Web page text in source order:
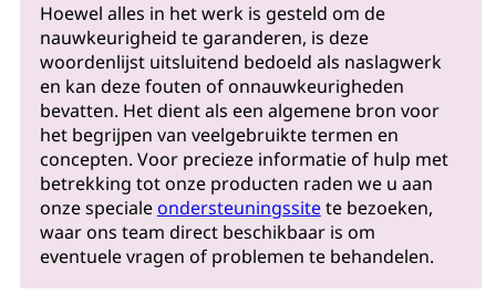
Hoewel alles in het werk is gesteld om de
nauwkeurigheid te garanderen, is deze
woordenlijst uitsluitend bedoeld als naslagwerk
en kan deze fouten of onnauwkeurigheden
bevatten. Het dient als een algemene bron voor
het begrijpen van veelgebruikte termen en
concepten. Voor precieze informatie of hulp met
betrekking tot onze producten raden we u aan
onze specialeondersteuningssitete bezoeken,
waar ons team direct beschikbaar is om
eventuele vragen of problemen te behandelen.